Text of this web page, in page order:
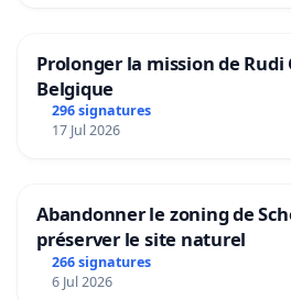
Prolonger la mission de Rudi
Belgique
296 signatures
17 Jul 2026
Abandonner le zoning de
préserver le site naturel
266 signatures
6 Jul 2026